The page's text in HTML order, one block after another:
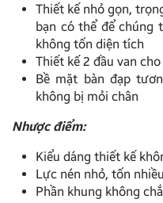
Thiết kế nhỏ gọn,
bạn có thể để chúng
không tốn diện tích
Thiết kế 2 đầu van
Bề mặt bàn đạp
không bị mỏi chân
Nhược điểm:
Kiểu dáng thiết kế
Lực nén nhỏ, tốn
Phần khung không